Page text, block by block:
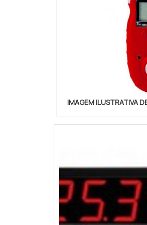
IMAGEM ILUSTRATIVA